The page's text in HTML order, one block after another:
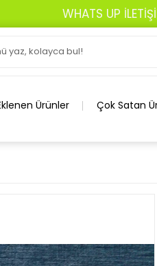
WHATS UP
Ürünler Çok Satan